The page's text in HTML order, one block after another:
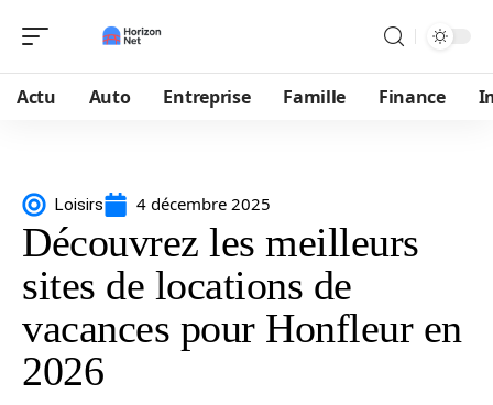
Actu Auto Entreprise Famille Finance
Loisirs 4 décembre 2025
Découvrez les meilleurs
sites de locations de
vacances pour Honfleur en
2026